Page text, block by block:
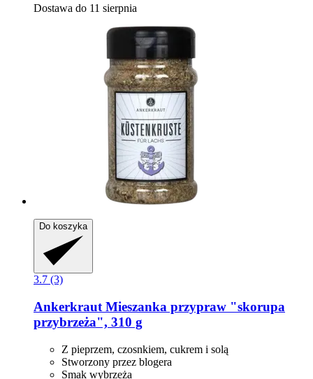
Dostawa do 11 sierpnia
Do koszyka
3.7 (3)
Ankerkraut Mieszanka przypraw "skorupa
przybrzeża", 310 g
Z pieprzem, czosnkiem, cukrem i solą
Stworzony przez blogera
Smak wybrzeża